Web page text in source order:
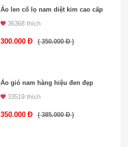
Áo len cổ lọ nam diệt kim cao cấp
36368 thích
300.000 Đ ( 350.000 Đ )
Áo gió nam hàng hiệu đen đẹp
33519 thích
350.000 Đ ( 385.000 Đ )